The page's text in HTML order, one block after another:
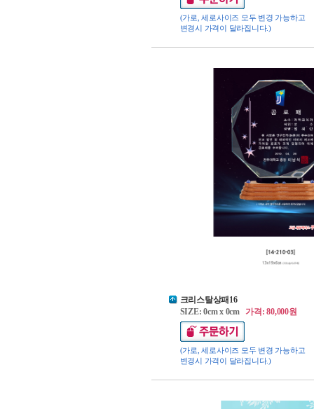
(가로, 세로사이즈 모두 변경 가능하고
변경시 가격이 달라집니다.)
크리스탈상패16
SIZE: 0cm x 0cm가격: 80,000원
(가로, 세로사이즈 모두 변경 가능하고
변경시 가격이 달라집니다.)